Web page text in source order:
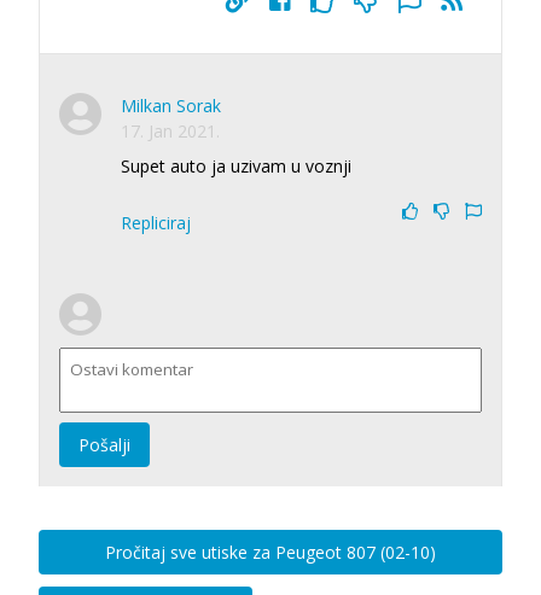
Milkan Sorak
17. Jan 2021.
Supet auto ja uzivam u voznji
Repliciraj
Pošalji
Pročitaj sve utiske za Peugeot 807 (02-10)